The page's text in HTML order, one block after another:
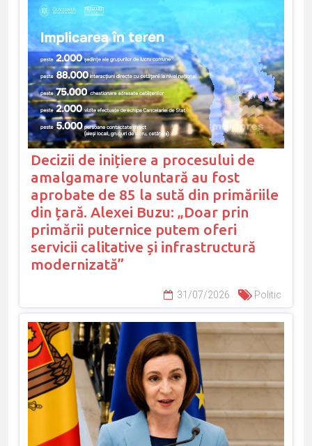
Decizii de inițiere a procesului de
amalgamare voluntară au fost
aprobate de 85 la sută din primăriile
din țară. Alexei Buzu: „Doar prin
primării puternice putem oferi
servicii calitative și infrastructură
modernizată”
31/07/2026 Politic